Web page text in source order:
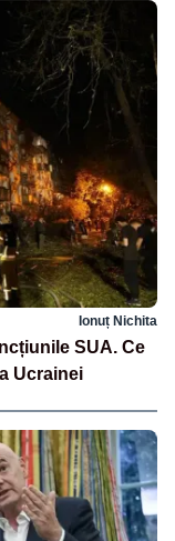
Ionuț Nichita
SUA. Ce
Ucrainei